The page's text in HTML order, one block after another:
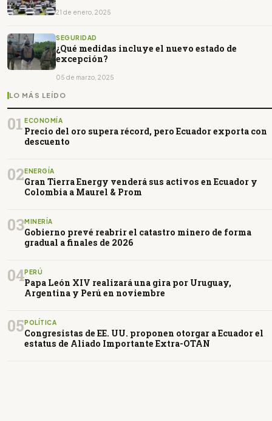
21 de enero, 2025
SEGURIDAD
¿Qué medidas incluye el nuevo estado de
excepción?
05 de marzo, 2025
LO MÁS LEÍDO
01 ECONOMÍA
Precio del oro supera récord, pero Ecuador exporta con
descuento
02ENERGÍA
Gran Tierra Energy venderá sus activos en Ecuador y
Colombia a Maurel & Prom
03MINERÍA
Gobierno prevé reabrir el catastro minero de forma
gradual a finales de 2026
04PERÚ
Papa León XIV realizará una gira por Uruguay,
Argentina y Perú en noviembre
05POLÍTICA
Congresistas de EE. UU. proponen otorgar a Ecuador el
estatus de Aliado Importante Extra-OTAN